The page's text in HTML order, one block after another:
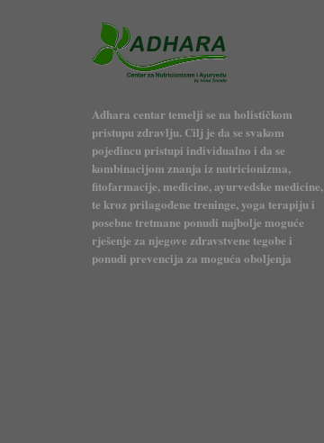
Adhara centar temelji se na holističkom
pristupu zdravlju. Cilj je da se svakom
pojedincu pristupi individualno i da se
kombinacijom znanja iz nutricionizma,
fitofarmacije, medicine, ayurvedske medicine,
te kroz prilagođene treninge, yoga terapiju i
posebne tretmane ponudi najbolje moguće
rješenje za njegove zdravstvene tegobe i
ponudi prevencija za moguća oboljenja